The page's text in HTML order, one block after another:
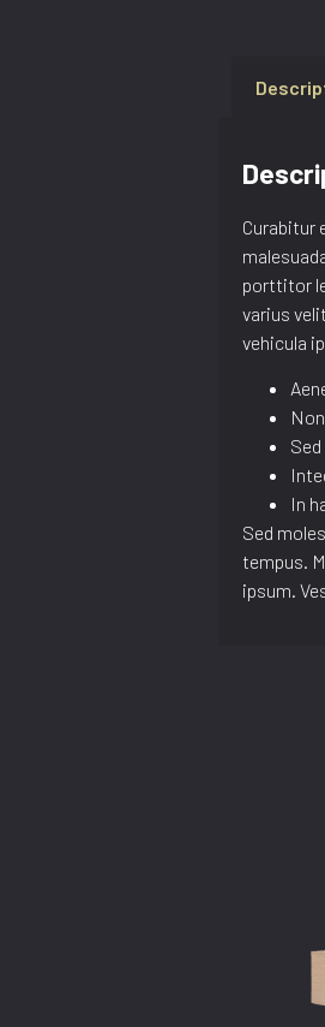
Curabitur
porttitor
varius
vehicula
In
Sed
tempus.
ipsum.